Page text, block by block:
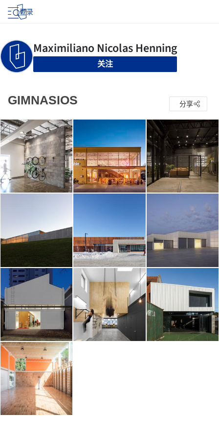
登录
关注
GIMNASIOS 分享